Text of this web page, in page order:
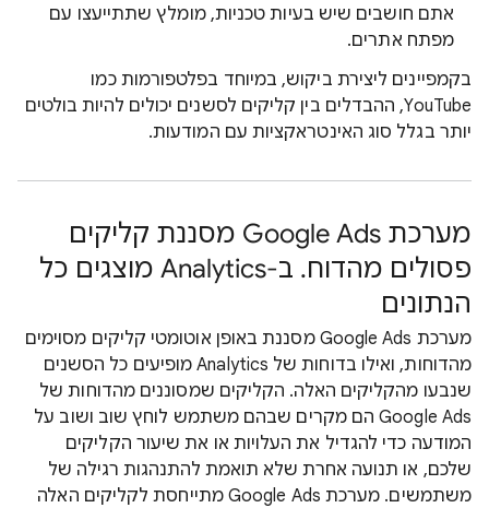
אתם חושבים שיש בעיות טכניות, מומלץ שתתייעצו עם
מפתח אתרים.
בקמפיינים ליצירת ביקוש, במיוחד בפלטפורמות כמו
YouTube, ההבדלים בין קליקים לסשנים יכולים להיות בולטים
יותר בגלל סוג האינטראקציות עם המודעות.
מערכת Google Ads מסננת קליקים
פסולים מהדוח. ב-Analytics מוצגים כל
הנתונים
מערכת Google Ads מסננת באופן אוטומטי קליקים מסוימים
מהדוחות, ואילו בדוחות של Analytics מופיעים כל הסשנים
שנבעו מהקליקים האלה. הקליקים שמסוננים מהדוחות של
Google Ads הם מקרים שבהם משתמש לוחץ שוב ושוב על
המודעה כדי להגדיל את העלויות או את שיעור הקליקים
שלכם, או תנועה אחרת שלא תואמת להתנהגות רגילה של
משתמשים. מערכת Google Ads מתייחסת לקליקים האלה